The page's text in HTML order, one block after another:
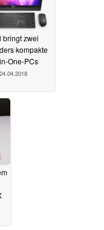
bringt zwei
kompakte
One-PCs
24.04.2018